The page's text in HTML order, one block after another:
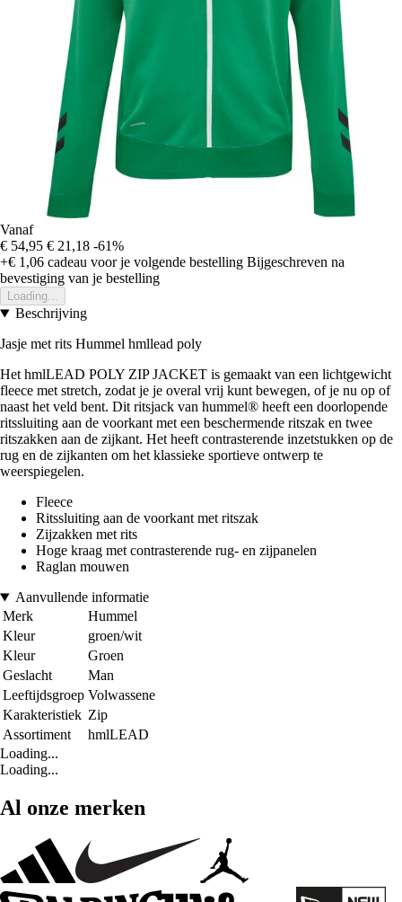
Vanaf
€ 54,95 € 21,18 -61%
+€ 1,06 cadeau voor je volgende bestelling Bijgeschreven na
bevestiging van je bestelling
Loading...
Beschrijving
Jasje met rits Hummel hmllead poly
Het hmlLEAD POLY ZIP JACKET is gemaakt van een lichtgewicht
fleece met stretch, zodat je je overal vrij kunt bewegen, of je nu op of
naast het veld bent. Dit ritsjack van hummel® heeft een doorlopende
ritssluiting aan de voorkant met een beschermende ritszak en twee
ritszakken aan de zijkant. Het heeft contrasterende inzetstukken op de
rug en de zijkanten om het klassieke sportieve ontwerp te
weerspiegelen.
Fleece
Ritssluiting aan de voorkant met ritszak
Zijzakken met rits
Hoge kraag met contrasterende rug- en zijpanelen
Raglan mouwen
Aanvullende informatie
Merk
Hummel
Kleur
groen/wit
Kleur
Groen
Geslacht
Man
Leeftijdsgroep Volwassene
Karakteristiek Zip
Assortiment
hmlLEAD
Loading...
Loading...
Al onze merken